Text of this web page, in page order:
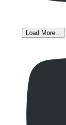
Load More...